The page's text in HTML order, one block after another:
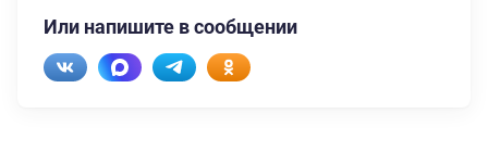
Или напишите в сообщении